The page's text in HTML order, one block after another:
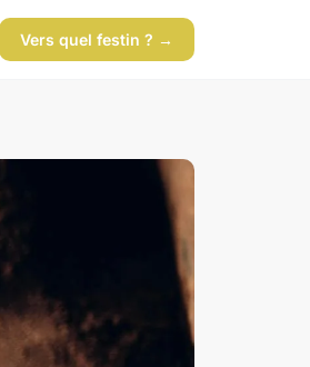
Vers quel festin ? →